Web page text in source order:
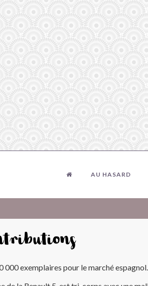
AU HASARD
000 exemplaires pour le marché espagnol.